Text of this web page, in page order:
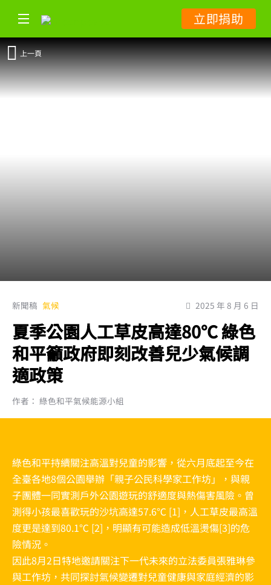
立即捐助
上一頁
新聞稿 氣候 2025 年 8 月 6 日
夏季公園人工草皮高達80℃ 綠色
和平籲政府即刻改善兒少氣候調
適政策
作者： 綠色和平氣候能源小組
綠色和平持續關注高溫對兒童的影響，從六月底起至今在
全臺各地8個公園舉辦「親子公民科學家工作坊」，與親
子團體一同實測戶外公園遊玩的舒適度與熱傷害風險。曾
測得小孩最喜歡玩的沙坑高達57.6℃ [1]，人工草皮最高溫
度更是達到80.1℃ [2]，明顯有可能造成低溫燙傷[3]的危
險情況。
因此8月2日特地邀請關注下一代未來的立法委員張雅琳參
與工作坊，共同探討氣候變遷對兒童健康與家庭經濟的影